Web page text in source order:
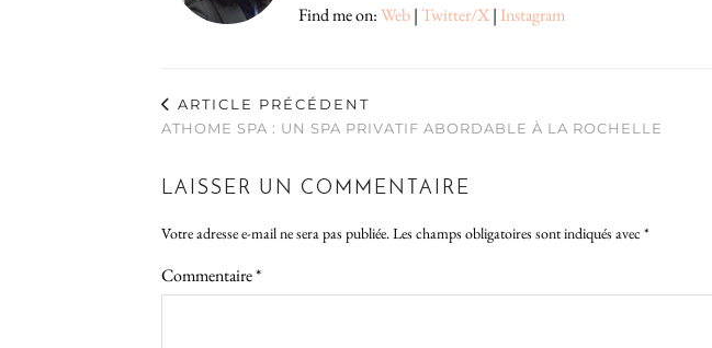
Find me on:Web|Twitter/X| Instagram
ARTICLE PRÉCÉDENT
ATHOME SPA : UN SPA PRIVATIF ABORDABLE À LA ROCHELLE
LAISSER UN COMMENTAIRE
Votre adresse e-mail ne sera pas publiée. Les champs obligatoires sont indiqués avec *
Commentaire*